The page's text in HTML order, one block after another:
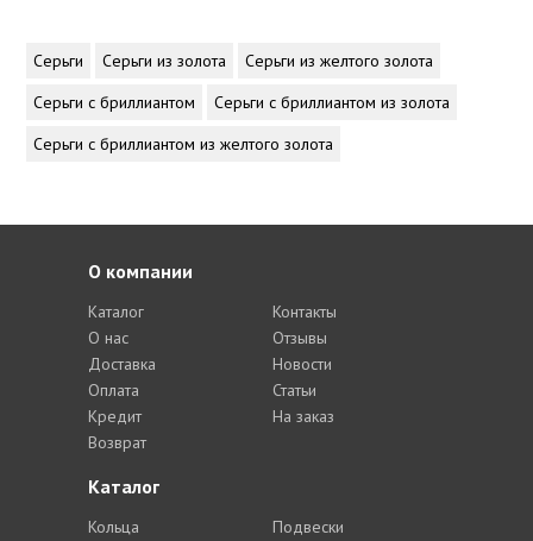
Серьги Серьги из золота
Серьги из желтого золота
Серьги с бриллиантом
Серьги с бриллиантом из золота
Серьги с бриллиантом из желтого золота
Каталог
Кольца
Подвески
О компании
Каталог
О нас
Доставка
Оплата
Кредит
Возврат
Контакты
Отзывы
Новости
Статьи
На заказ